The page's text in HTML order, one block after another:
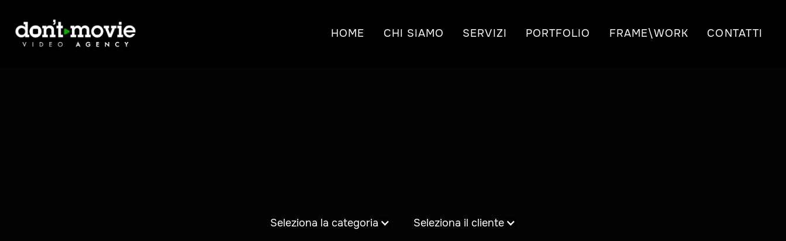
HOME CHI SIAMO SERVIZI PORTFOLIO FRAME\WORK CONTATTI
Seleziona la categoria Seleziona il cliente